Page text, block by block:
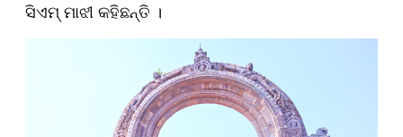
ସିଏମ୍ ମାଝୀ କହିଛନ୍ତି ।